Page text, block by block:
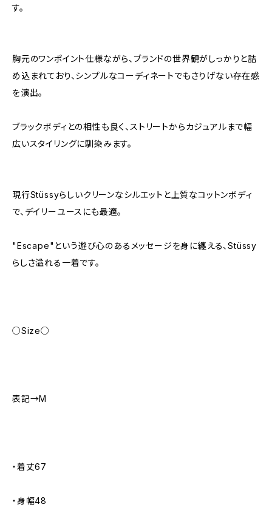
す。
胸元のワンポイント仕様ながら、ブランドの世界観がしっかりと詰
め込まれており、シンプルなコーディネートでもさりげない存在感
を演出。
ブラックボディとの相性も良く、ストリートからカジュアルまで幅
広いスタイリングに馴染みます。
現行Stüssyらしいクリーンなシルエットと上質なコットンボディ
で、デイリーユースにも最適。
"Escape"という遊び心のあるメッセージを身に纏える、Stüssy
らしさ溢れる一着です。
○Size○
表記→M
・着丈67
・身幅48